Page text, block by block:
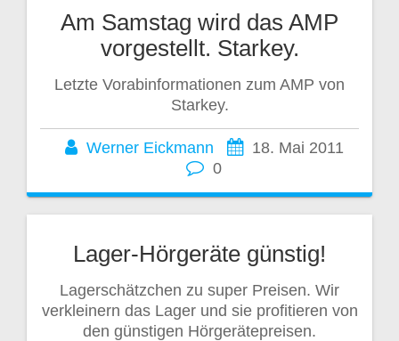
Am Samstag wird das AMP
vorgestellt. Starkey.
Letzte Vorabinformationen zum AMP von
Starkey.
Werner Eickmann
18. Mai 2011
0
Lager-Hörgeräte günstig!
Lagerschätzchen zu super Preisen. Wir
verkleinern das Lager und sie profitieren von
den günstigen Hörgerätepreisen.